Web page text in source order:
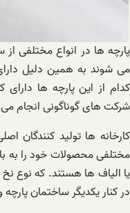
پارچه ها در انواع مختلفی
می شوند به همین دلیل
کدام از این پارچه ها
شرکت های گوناگونی انجام
کارخانه ها تولید کنندگان
مختلفی محصولات خود را به
یا الیاف ها هستند. که نوع نخ
در کنار یکدیگر ساختمان